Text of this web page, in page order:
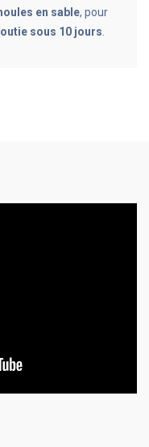
en sable, pour
sous 10 jours